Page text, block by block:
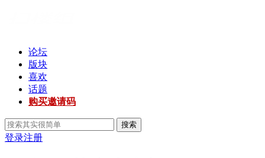
论坛
版块
喜欢
话题
购买邀请码
搜索
登录注册